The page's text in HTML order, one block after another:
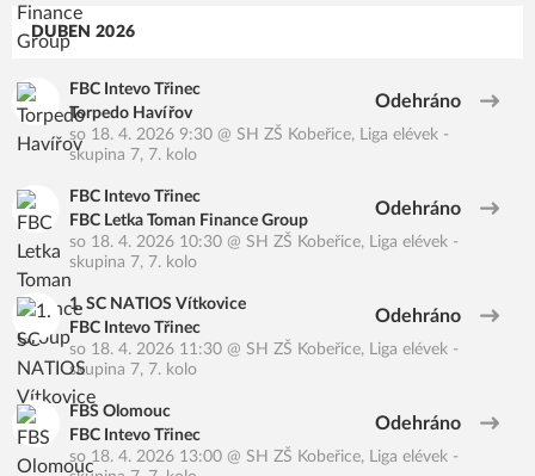
DUBEN 2026
FBC Intevo Třinec
Torpedo Havířov
Odehráno
so 18. 4. 2026 9:30 @ SH ZŠ Kobeřice, Liga elévek -
skupina 7, 7. kolo
FBC Intevo Třinec
FBC Letka Toman Finance Group
Odehráno
so 18. 4. 2026 10:30 @ SH ZŠ Kobeřice, Liga elévek -
skupina 7, 7. kolo
1. SC NATIOS Vítkovice
FBC Intevo Třinec
Odehráno
so 18. 4. 2026 11:30 @ SH ZŠ Kobeřice, Liga elévek -
skupina 7, 7. kolo
FBS Olomouc
FBC Intevo Třinec
Odehráno
so 18. 4. 2026 13:00 @ SH ZŠ Kobeřice, Liga elévek -